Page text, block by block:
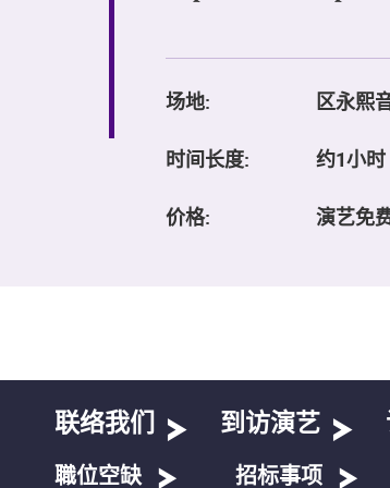
场地: 区永熙
时间长度: 约1小时
价格: 演艺免
联络我们 到访演艺
職位空缺 招标事项